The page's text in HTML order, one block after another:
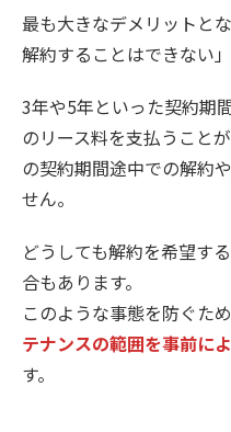
最も大きなデメリットとな
解約することはできない」
3年や5年といった契約期
のリース料を支払うこと
の契約期間途中での解約
せん。
どうしても解約を希望す
合もあります。
このような事態を防ぐた
テナンスの範囲を事前に
す。